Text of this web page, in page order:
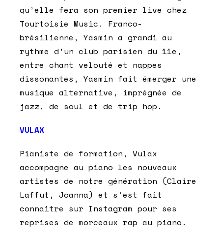
qu’elle fera son premier live chez
Tourtoisie Music. Franco-
brésilienne, Yasmin a grandi au
rythme d’un club parisien du 11e,
entre chant velouté et nappes
dissonantes, Yasmin fait émerger une
musique alternative, imprégnée de
jazz, de soul et de trip hop.
VULAX
Pianiste de formation, Vulax
accompagne au piano les nouveaux
artistes de notre génération (Claire
Laffut, Joanna) et s’est fait
connaitre sur Instagram pour ses
reprises de morceaux rap au piano.